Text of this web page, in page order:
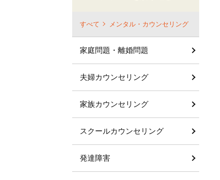
すべて メンタル・カウンセリング
家庭問題・離婚問題
夫婦カウンセリング
家族カウンセリング
スクールカウンセリング
発達障害